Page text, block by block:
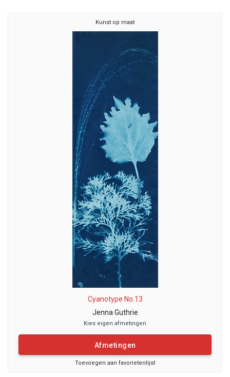
Kunst op maat
Cyanotype No.13
Jenna Guthrie
Kies eigen afmetingen
Afmetingen
Toevoegen aan favorietenlijst